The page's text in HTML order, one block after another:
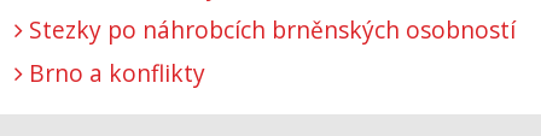
Stezky po náhrobcích brněnských osobností
Brno a konflikty